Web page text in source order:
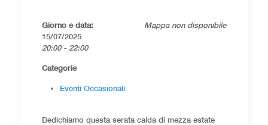
Mappa non disponibile
Giorno e data:
15/07/2025
20:00 - 22:00
Categorie
Eventi Occasionali
Dedichiamo questa serata calda di mezza estate